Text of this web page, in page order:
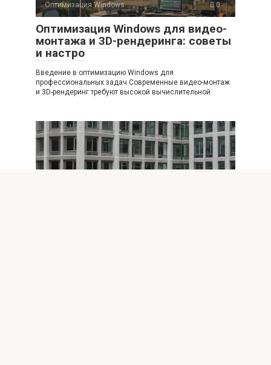
Оптимизация Windows 0
Оптимизация Windows для видео-
монтажа и 3D-рендеринга: советы
и настро
Введение в оптимизацию Windows для
профессиональных задач Современные видео-монтаж
и 3D-рендеринг требуют высокой вычислительной